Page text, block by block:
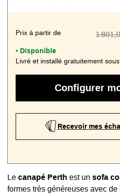
Prix à partir de 1
• Disponible
Livré et installé gratuitement
Configurer
Recevoir mes
Le canapé Perth est un sofa
formes très généreuses avec de